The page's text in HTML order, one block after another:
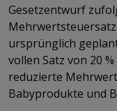
Gesetzentwurf
Mehrwertsteuersatz
ursprünglich
vollen Satz von 20
reduzierte
Babyprodukte und